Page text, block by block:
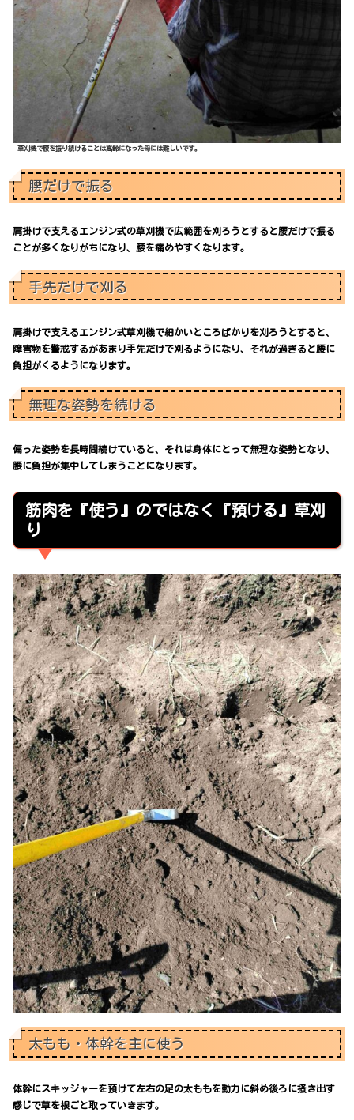
草刈機で腰を振り続けることは高齢になった母には難しいです。
腰だけで振る
肩掛けで支えるエンジン式の草刈機で広範囲を刈ろうとすると腰だけで振る
ことが多くなりがちになり、腰を痛めやすくなります。
手先だけで刈る
肩掛けで支えるエンジン式草刈機で細かいところばかりを刈ろうとすると、
障害物を警戒するがあまり手先だけで刈るようになり、それが過ぎると腰に
負担がくるようになります。
無理な姿勢を続ける
偏った姿勢を長時間続けていると、それは身体にとって無理な姿勢となり、
腰に負担が集中してしまうことになります。
筋肉を『使う』のではなく『預ける』草刈
り
太もも・体幹を主に使う
体幹にスキッジャーを預けて左右の足の太ももを動力に斜め後ろに掻き出す
感じで草を根ごと取っていきます。